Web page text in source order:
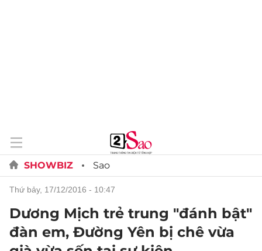
SHOWBIZ Sao
thứ bảy, 17/12/2016 - 10:47
Dương Mịch trẻ trung "đánh bật"
đàn em, Đường Yên bị chê vừa